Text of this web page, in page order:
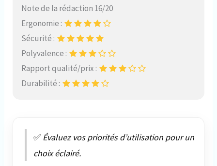
Note de la rédaction 16/20
Ergonomie :
Sécurité :
Polyvalence :
Rapport qualité/prix :
Durabilité :
✅ Évaluez vos priorités d’utilisation pour un
choix éclairé.